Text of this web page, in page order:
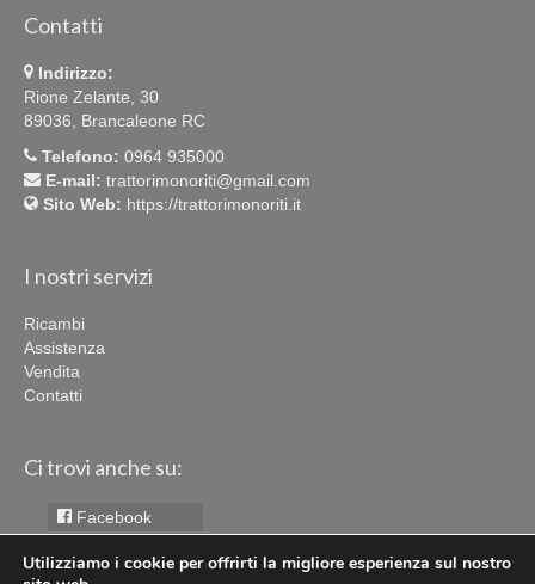
Contatti
Indirizzo:
Rione Zelante, 30
89036, Brancaleone RC
Telefono: 0964 935000
E-mail: trattorimonoriti@gmail.com
Sito Web: https://trattorimonoriti.it
I nostri servizi
Ricambi
Assistenza
Vendita
Contatti
Ci trovi anche su:
Facebook
Utilizziamo i cookie per offrirti la migliore esperienza sul nostro